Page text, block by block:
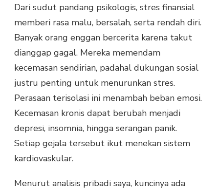
Dari sudut pandang psikologis, stres finansial
memberi rasa malu, bersalah, serta rendah diri.
Banyak orang enggan bercerita karena takut
dianggap gagal. Mereka memendam
kecemasan sendirian, padahal dukungan sosial
justru penting untuk menurunkan stres.
Perasaan terisolasi ini menambah beban emosi.
Kecemasan kronis dapat berubah menjadi
depresi, insomnia, hingga serangan panik.
Setiap gejala tersebut ikut menekan sistem
kardiovaskular.
Menurut analisis pribadi saya, kuncinya ada